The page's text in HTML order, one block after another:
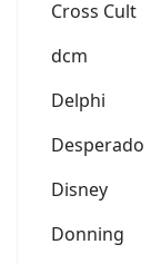
Cross Cult
dcm
Delphi
Desperado
Disney
Donning